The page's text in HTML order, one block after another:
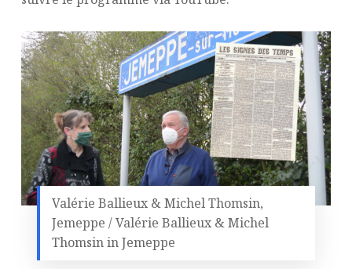
Valérie Ballieux & Michel Thomsin,
Jemeppe / Valérie Ballieux & Michel
Thomsin in Jemeppe